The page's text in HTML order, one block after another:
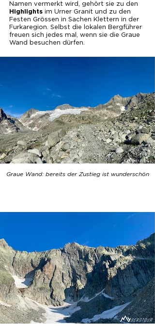
Namen vermerkt wird, gehört sie zu den
Highlights im Urner Granit und zu den
Festen Grössen in Sachen Klettern in der
Furkaregion. Selbst die lokalen Bergführer
freuen sich jedes mal, wenn sie die Graue
Wand besuchen dürfen.
Graue Wand: bereits der Zustieg ist wunderschön